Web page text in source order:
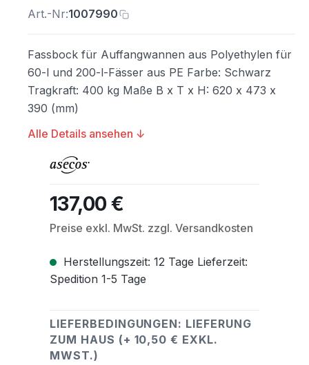
Art.-Nr:1007990
Fassbock für Auffangwannen aus Polyethylen für
60-l und 200-l-Fässer aus PE Farbe: Schwarz
Tragkraft: 400 kg Maße B x T x H: 620 x 473 x
390 (mm)
Alle Details ansehen ↓
Regulärer Preis:
137,00 €
Preise exkl. MwSt. zzgl. Versandkosten
Herstellungszeit: 12 Tage Lieferzeit:
Spedition 1-5 Tage
LIEFERBEDINGUNGEN: LIEFERUNG
ZUM HAUS (+ 10,50 € EXKL.
MWST.)